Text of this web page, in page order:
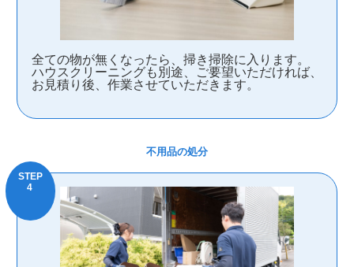
全ての物が無くなったら、掃き掃除に入ります。
ハウスクリーニングも別途、ご要望いただければ、
お見積り後、作業させていただきます。
不用品の処分